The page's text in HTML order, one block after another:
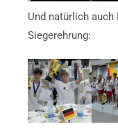
Und natürlich auch
Siegerehrung: